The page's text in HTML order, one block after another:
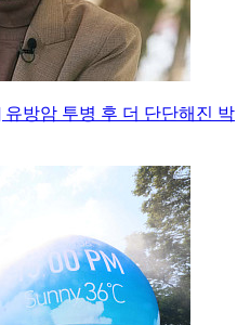
방암 투병 후 더 단단해진 박